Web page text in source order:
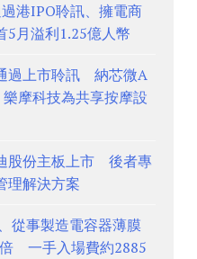
港IPO聆訊、擁電商
月溢利1.25億人幣
過上市聆訊 納芯微A
摩科技為共享按摩設
股份主板上市 後者專
理解決方案
從事製造電容器薄膜
一手入場費約2885